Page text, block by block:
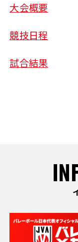
大会概要
競技日程
試合結果